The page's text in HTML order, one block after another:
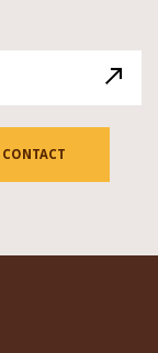
CONTACT